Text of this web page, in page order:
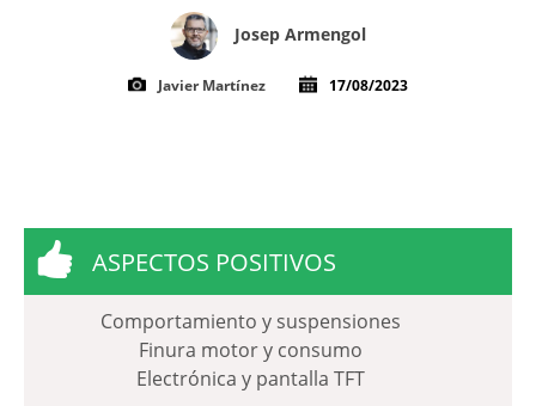
Josep Armengol
Javier Martínez 17/08/2023
ASPECTOS POSITIVOS
Comportamiento y suspensiones
Finura motor y consumo
Electrónica y pantalla TFT